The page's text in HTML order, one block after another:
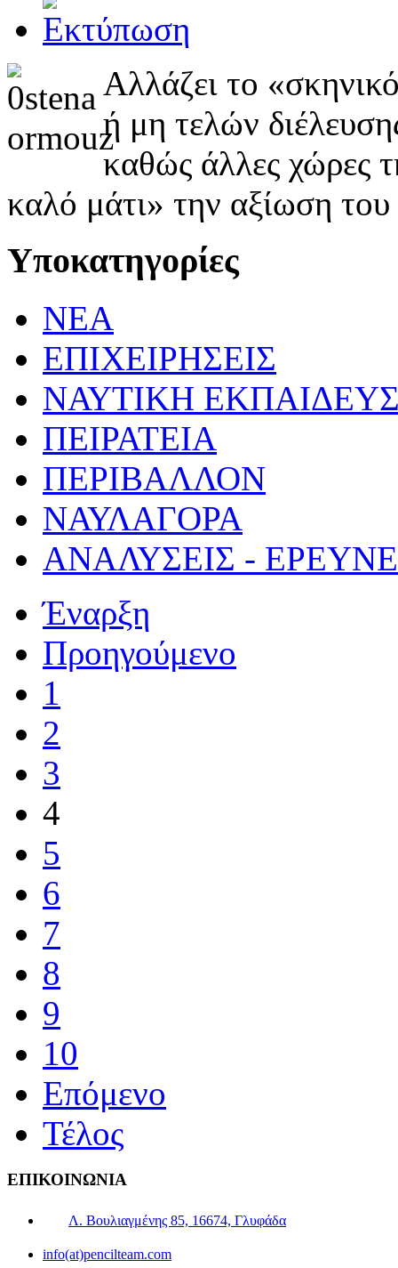
Αλλάζει το
ή μη τελών
καθώς άλλες χώρες
καλό μάτι» την αξίωση του
Υποκατηγορίες
NEA
ΕΠΙΧΕΙΡΗΣΕΙΣ
ΝΑΥΤΙΚΗ
ΠΕΙΡΑΤΕΙΑ
ΠΕΡΙΒΑΛΛΟΝ
ΝΑΥΛΑΓΟΡΑ
ΑΝΑΛΥΣΕΙΣ -
Έναρξη
Προηγούμενο
1
2
3
4
5
6
7
8
9
10
Επόμενο
Τέλος
ΕΠΙΚΟΙΝΩΝΙΑ
Λ. Βουλιαγμένης 85, 16674, Γλυφάδα
info(at)pencilteam.com